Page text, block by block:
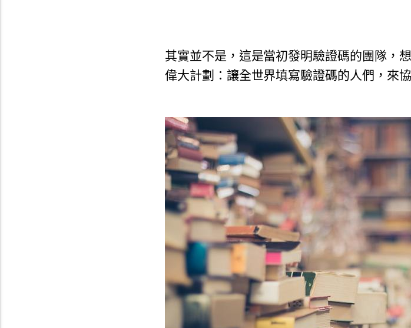
其實並不是，這是當初發明驗證碼的團隊，
偉大計劃： 讓全世界填寫驗證碼的人們，來